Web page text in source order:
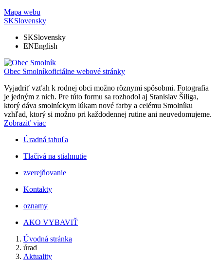
Mapa webu
SKSlovensky
SKSlovensky
ENEnglish
Obec Smolníkoficiálne webové stránky
Vyjadriť vzťah k rodnej obci možno rôznymi spôsobmi. Fotografia
je jedným z nich. Pre túto formu sa rozhodol aj Stanislav Šiliga,
ktorý dáva smolníckym lúkam nové farby a celému Smolníku
vzhľad, ktorý si možno pri každodennej rutine ani neuvedomujeme.
Zobraziť viac
Úradná tabuľa
Tlačivá na stiahnutie
zverejňovanie
Kontakty
oznamy
AKO VYBAVIŤ
Úvodná stránka
úrad
Aktuality